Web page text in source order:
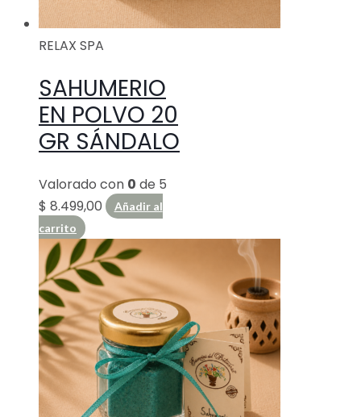
RELAX SPA
SAHUMERIO
EN POLVO 20
GR SÁNDALO
Valorado con 0 de 5
$ 8.499,00
Añadir al
carrito